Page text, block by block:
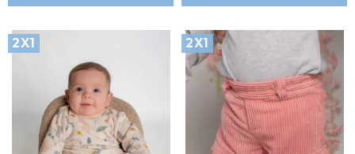
2X1 2X1